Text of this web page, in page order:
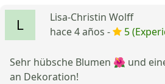
Lisa-Christin Wolff
hace 4 años -
5
Sehr hübsche Blumen 🌺 und
an Dekoration!